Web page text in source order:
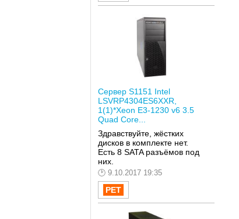
Сервер S1151 Intel
LSVRP4304ES6XXR,
1(1)*Xeon E3-1230 v6 3.5
Quad Core...
Здравствуйте, жёстких
дисков в комплекте нет.
Есть 8 SATA разъёмов под
них.
9.10.2017 19:35